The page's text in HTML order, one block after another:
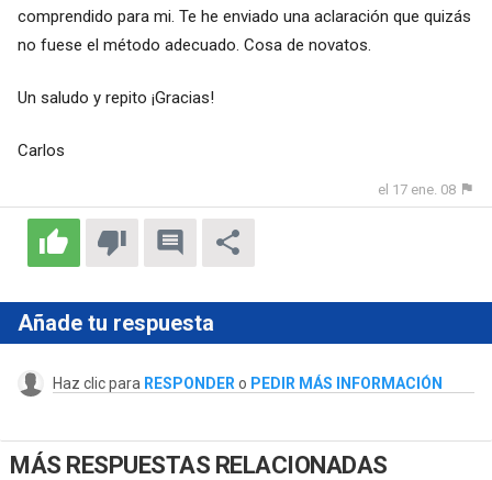
comprendido para mi. Te he enviado una aclaración que quizás
no fuese el método adecuado. Cosa de novatos.
Un saludo y repito ¡Gracias!
Carlos
el 17 ene. 08
Añade tu respuesta
Haz clic para RESPONDER o PEDIR MÁS INFORMACIÓN
MÁS RESPUESTAS RELACIONADAS